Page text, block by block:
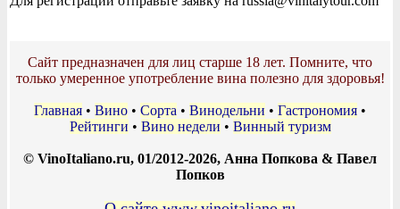
Сайт предназначен для лиц старше 18 лет. Помните, что
только умеренное употребление вина полезно для здоровья!
Главная • Вино • Сорта • Винодельни • Гастрономия •
Рейтинги • Вино недели • Винный туризм
© VinoItaliano.ru, 01/2012-2026, Анна Попкова & Павел
Попков